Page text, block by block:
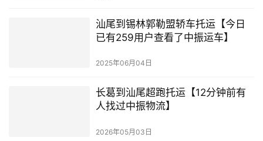
汕尾到锡林郭勒盟轿车托运【今日
已有259用户查看了中振运车】
2025年06月04日
长葛到汕尾超跑托运【12分钟前有
人找过中振物流】
2026年05月03日